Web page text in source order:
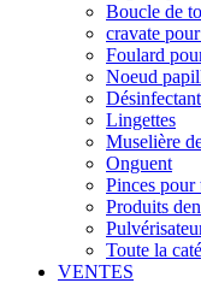
Boucle de
cravate
Foulard
Noeud
Lingettes
Muselière
Onguent
Pinces pour
Produits
Toute la
VENTES